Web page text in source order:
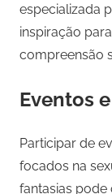
especializada
inspiração
compreensão
Eventos
Participar de
focados na
fantasias